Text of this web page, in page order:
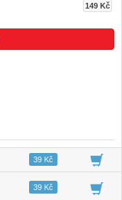
149 Kč
03:5439 Kč
03:4739 Kč